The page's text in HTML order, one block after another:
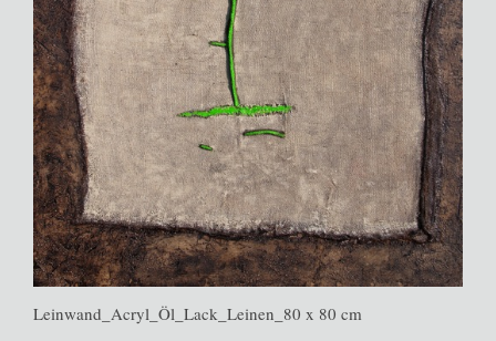
Leinwand_Acryl_Öl_Lack_Leinen_80 x 80 cm